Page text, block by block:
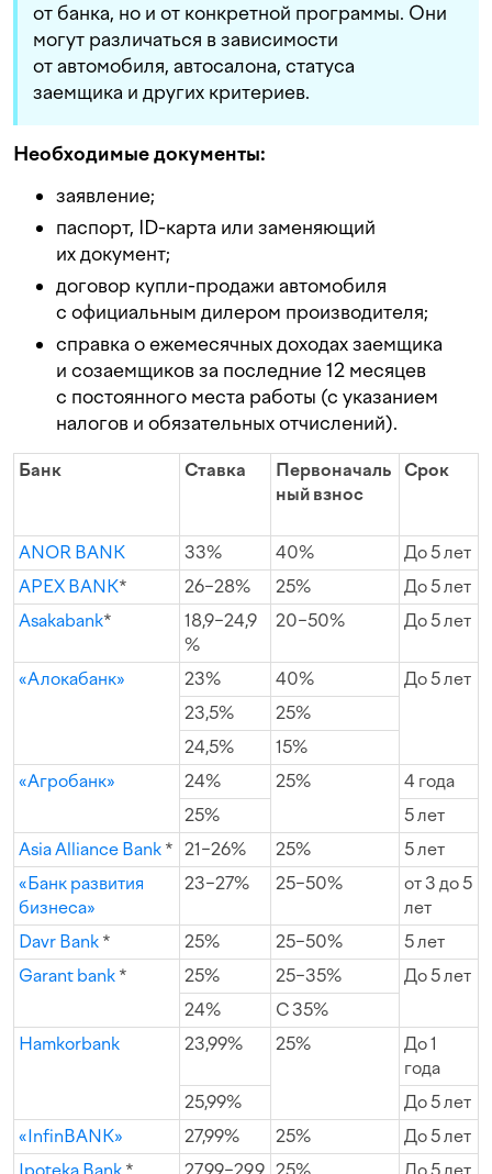
от банка, но и от конкретной программы. Они
могут различаться в зависимости
от автомобиля, автосалона, статуса
заемщика и других критериев.
Необходимые документы:
заявление;
паспорт, ID-карта или заменяющий
их документ;
договор купли-продажи автомобиля
с официальным дилером производителя;
справка о ежемесячных доходах заемщика
и созаемщиков за последние 12 месяцев
с постоянного места работы (с указанием
налогов и обязательных отчислений).
Банк Ставка
Первоначаль
ный взнос
Срок
ANOR BANK 33% 40%
До 5 лет
APEX BANK* 26−28% 25%
До 5 лет
Asakabank*
18,9−24,9
%
20−50% До 5 лет
«Алокабанк» 23% 40%
До 5 лет
23,5%
25%
24,5%
15%
«Агробанк»
24% 25%
4 года
25%
5 лет
Asia Alliance Bank * 21−26% 25%
5 лет
«Банк развития
бизнеса»
23−27% 25−50%
от 3 до 5
лет
Davr Bank * 25% 25−50%
5 лет
Garant bank * 25% 25−35%
До 5 лет
24%
С 35%
Hamkorbank
23,99% 25%
До 1
года
25,99%
До 5 лет
«InfinBANK»
27,99% 25%
До 5 лет